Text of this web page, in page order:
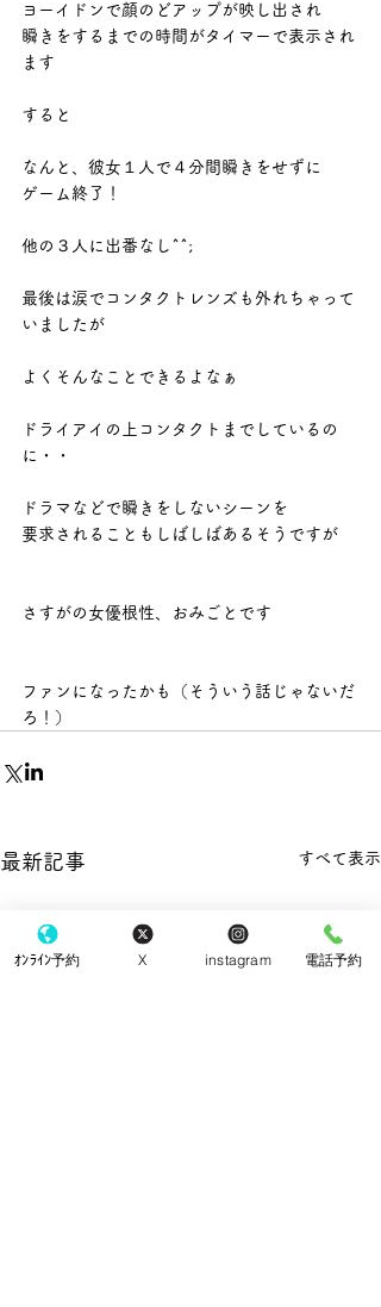
ヨーイドンで顔のどアップが映し出され
瞬きをするまでの時間がタイマーで表示され
ます
すると
なんと、彼女１人で４分間瞬きをせずに
ゲーム終了！
他の３人に出番なし^^;
最後は涙でコンタクトレンズも外れちゃって
いましたが
よくそんなことできるよなぁ
ドライアイの上コンタクトまでしているの
に・・
ドラマなどで瞬きをしないシーンを
要求されることもしばしばあるそうですが
さすがの女優根性、おみごとです
ファンになったかも（そういう話じゃないだ
ろ！）
最新記事 すべて表示
ｵﾝﾗｲﾝ予約 X instagram 電話予約